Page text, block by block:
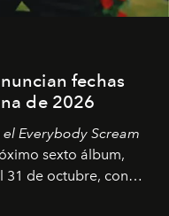
fechas
de 2026
el Everybody Scream
sexto álbum,
31 de octubre, con
abril del próximo